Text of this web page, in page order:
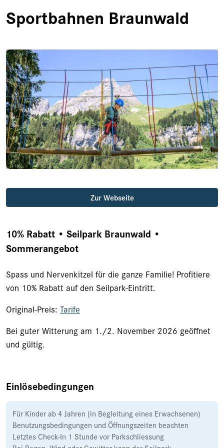
Sportbahnen Braunwald
Zur Webseite
10% Rabatt • Seilpark Braunwald •
Sommerangebot
Spass und Nervenkitzel für die ganze Familie! Profitiere
von 10% Rabatt auf den Seilpark-Eintritt.
Original-Preis: Tarife
Bei guter Witterung am 1./2. November 2026 geöffnet
und gültig.
Einlösebedingungen
Für Kinder ab 4 Jahren (in Begleitung eines Erwachsenen)
Benutzungsbedingungen und Öffnungszeiten beachten
Letztes Check-In 1 Stunde vor Parkschliessung